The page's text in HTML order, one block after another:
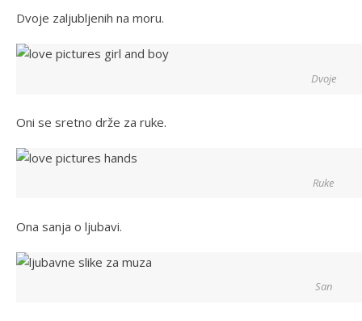
Dvoje zaljubljenih na moru.
Dvoje
Oni se sretno drže za ruke.
Ruke
Ona sanja o ljubavi.
San